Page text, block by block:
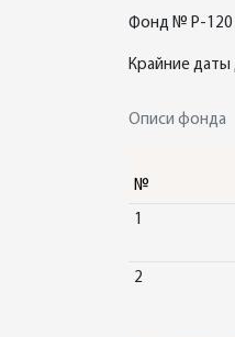
Фонд № Р-120
Крайние даты
Описи фонда
№
1
2